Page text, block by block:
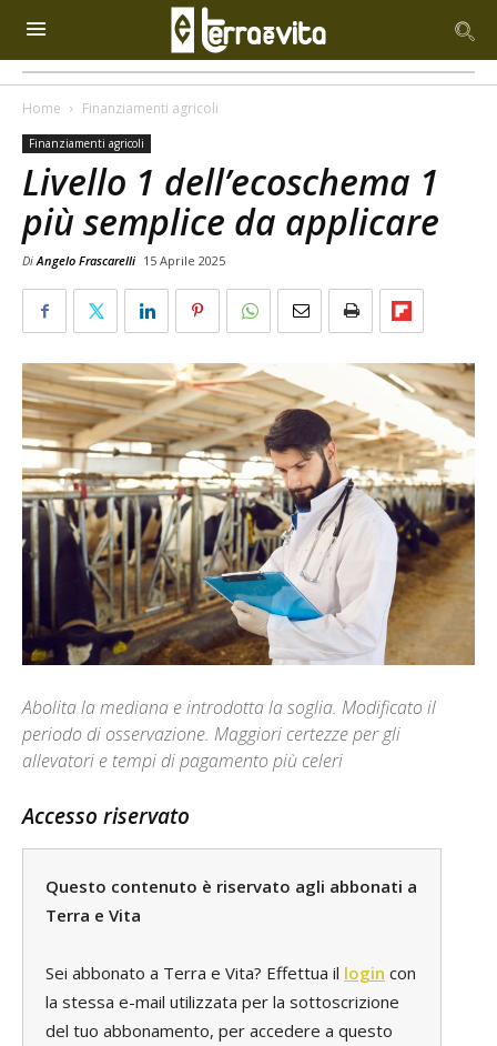
Home Finanziamenti agricoli
Finanziamenti agricoli
Livello 1 dell’ecoschema 1
più semplice da applicare
DiAngelo Frascarelli 15 Aprile 2025
Abolita la mediana e introdotta la soglia. Modificato il
periodo di osservazione. Maggiori certezze per gli
allevatori e tempi di pagamento più celeri
Accesso riservato
Questo contenuto è riservato agli abbonati a
Terra e Vita
Sei abbonato a Terra e Vita? Effettua il login con
la stessa e-mail utilizzata per la sottoscrizione
del tuo abbonamento, per accedere a questo